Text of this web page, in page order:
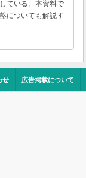
ている。本資料で
についても解説す
せ 広告掲載について